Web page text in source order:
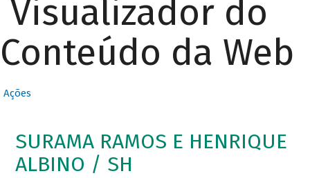
Visualizador do
Conteúdo da Web
Ações
SURAMA RAMOS E HENRIQUE
ALBINO / SH